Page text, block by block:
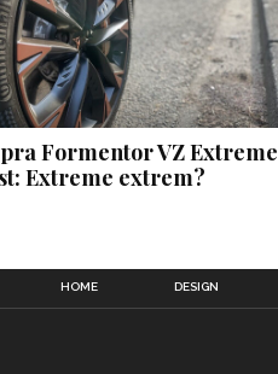
Formentor VZ Extreme
Extreme extrem?
HOME DESIGN